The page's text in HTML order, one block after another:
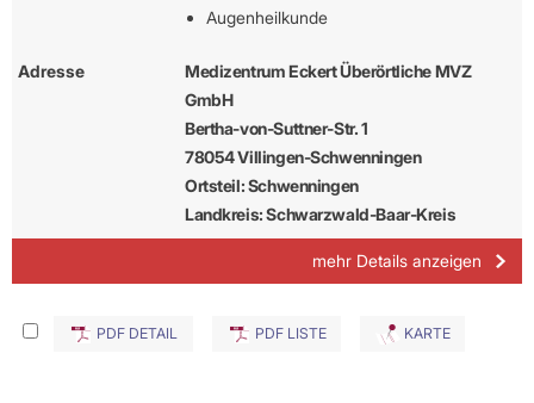
Augenheilkunde
Adresse
Medizentrum Eckert Überörtliche MVZ
GmbH
Bertha-von-Suttner-Str. 1
78054 Villingen-Schwenningen
Ortsteil: Schwenningen
Landkreis: Schwarzwald-Baar-Kreis
mehr Details anzeigen
PDF DETAIL PDF LISTE KARTE